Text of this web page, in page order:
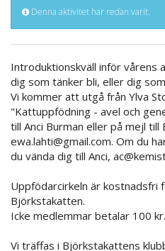
Denna aktivitet har redan varit.
Introduktionskväll inför vårens
dig som tänker bli, eller dig
Vi kommer att utgå från Ylva
"Kattuppfödning - avel och
till Anci Burman eller på mejl till
ewa.lahti@gmail.com. Om du
du vända dig till Anci,
Uppfödarcirkeln är kostnadsfri
Björkstakatten.
Icke medlemmar betalar 100 kr.
Vi träffas i Björkstakattens